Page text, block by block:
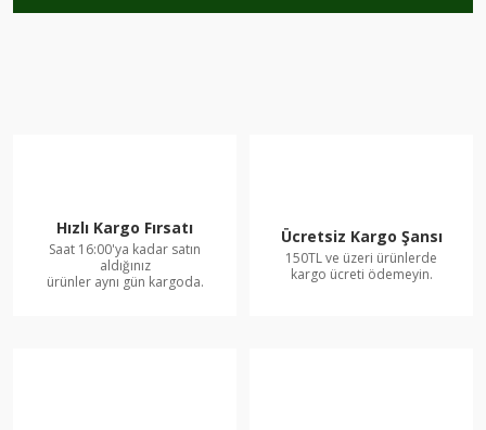
Hızlı Kargo Fırsatı
Saat 16:00'ya kadar satın
aldığınız
ürünler aynı gün kargoda.
Ücretsiz Kargo Şansı
150TL ve üzeri ürünlerde
kargo ücreti ödemeyin.